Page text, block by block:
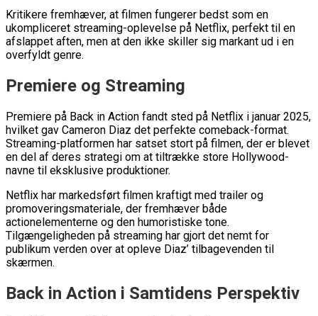
Kritikere fremhæver, at filmen fungerer bedst som en
ukompliceret streaming-oplevelse på Netflix, perfekt til en
afslappet aften, men at den ikke skiller sig markant ud i en
overfyldt genre.
Premiere og Streaming
Premiere på Back in Action fandt sted på Netflix i januar 2025,
hvilket gav Cameron Diaz det perfekte comeback-format.
Streaming-platformen har satset stort på filmen, der er blevet
en del af deres strategi om at tiltrække store Hollywood-
navne til eksklusive produktioner.
Netflix har markedsført filmen kraftigt med trailer og
promoveringsmateriale, der fremhæver både
actionelementerne og den humoristiske tone.
Tilgængeligheden på streaming har gjort det nemt for
publikum verden over at opleve Diaz’ tilbagevenden til
skærmen.
Back in Action i Samtidens Perspektiv